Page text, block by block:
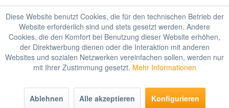
Diese Website benutzt Cookies, die für den technischen Betrieb der
Website erforderlich sind und stets gesetzt werden. Andere
Cookies, die den Komfort bei Benutzung dieser Website erhöhen,
der Direktwerbung dienen oder die Interaktion mit anderen
Websites und sozialen Netzwerken vereinfachen sollen, werden nur
mit Ihrer Zustimmung gesetzt. Mehr Informationen
Ablehnen Alle akzeptieren Konfigurieren